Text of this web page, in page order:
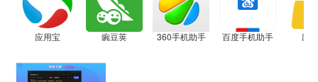
应用宝 豌豆荚 360手机助手 百度手机助手 应